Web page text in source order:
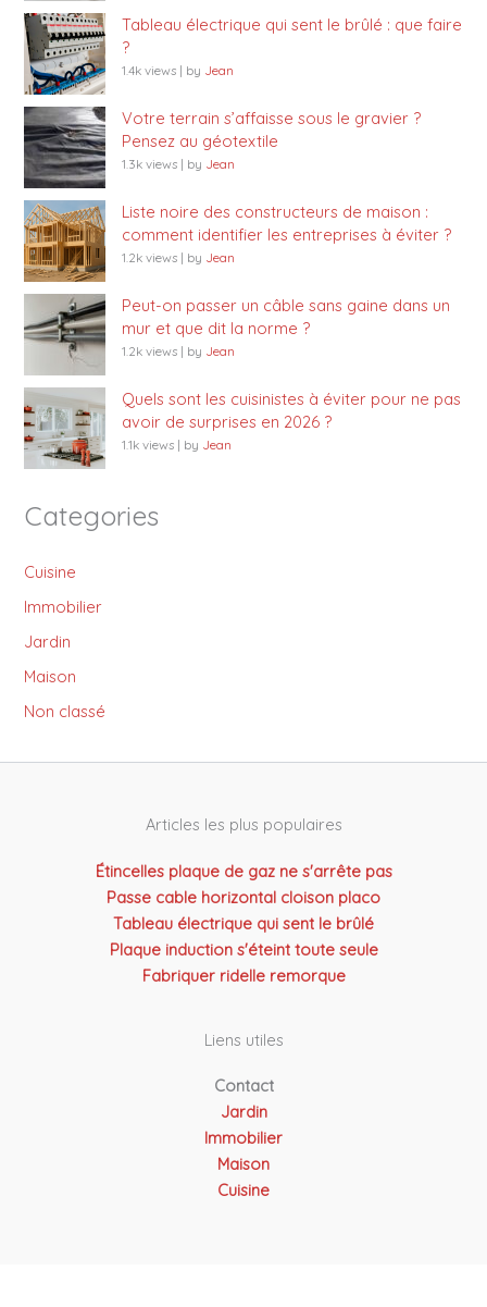
Tableau électrique qui sent le brûlé : que faire
?
1.4k views | by Jean
Votre terrain s’affaisse sous le gravier ?
Pensez au géotextile
1.3k views | by Jean
Liste noire des constructeurs de maison :
comment identifier les entreprises à éviter ?
1.2k views | by Jean
Peut-on passer un câble sans gaine dans un
mur et que dit la norme ?
1.2k views | by Jean
Quels sont les cuisinistes à éviter pour ne pas
avoir de surprises en 2026 ?
1.1k views | by Jean
Categories
Cuisine
Immobilier
Jardin
Maison
Non classé
Articles les plus populaires
Étincelles plaque de gaz ne s'arrête pas
Passe cable horizontal cloison placo
Tableau électrique qui sent le brûlé
Plaque induction s'éteint toute seule
Fabriquer ridelle remorque
Liens utiles
Contact
Jardin
Immobilier
Maison
Cuisine